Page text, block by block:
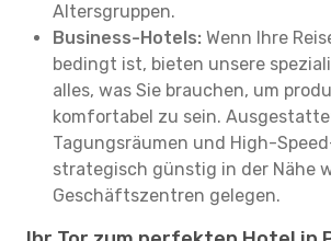
Altersgruppen.
Business-Hotels: Wenn Ihre
bedingt ist, bieten unsere
alles, was Sie brauchen, um
komfortabel zu sein.
Tagungsräumen und High-
strategisch günstig in der Nähe
Geschäftszentren gelegen.